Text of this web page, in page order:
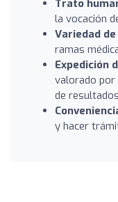
Trato
la vocación
Variedad
ramas
Expedición
valorado por
de
y hacer